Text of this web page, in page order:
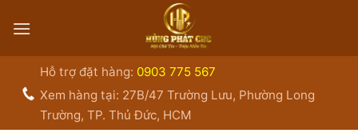
qua
Hỗ trợ đặt hàng: 0903 775 567
Xem hàng tại: 27B/47 Trường Lưu, Phường Long
Trường, TP. Thủ Đức, HCM